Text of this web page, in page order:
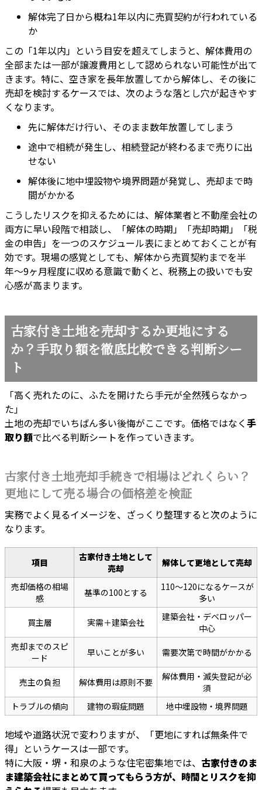
解体完了日から概ね1年以内に売買契約が行われている
か
この「1年以内」という目安を超えてしまうと、解体費用の
全部または一部が譲渡費用として認められない可能性が出て
きます。特に、空き家を長年放置してから解体し、その後に
売却を検討するケースでは、次のような落とし穴が起きやす
くなります。
先に解体だけ行い、そのまま数年放置してしまう
途中で相続が発生し、相続登記が終わるまで売りに出
せない
解体後に地中埋設物や境界問題が発覚し、売却まで時
間がかかる
こうしたリスクを抑えるためには、解体業者と不動産会社の
両方に早い段階で相談し、「解体の時期」「売却時期」「税
金の申告」を一つのスケジュール表にまとめておくことが有
効です。現場の感覚としても、解体から売買契約までを半
年〜9ヶ月程度に収める意識で動くと、税務上の扱いでも安
心感が高まります。
古家付き土地を売却するか更地にする
か？手取り額を徹底比較できる判断シー
ト
「高く売れたのに、ふたを開けたら手元が全然残らなかっ
た」
土地の売却でいちばん多い後悔がここです。価格ではなく手
取り額で比べる判断シートを作っていきます。
古家付き土地売却手続きで相場はどれくらい？
更地にして売る場合の価格差を検証
実務でよく見るイメージを、ざっくり整理すると次のように
なります。
項目
古家付き土地として
売却
解体して更地として売却
売却価格の相場
感
基準の100とする
110〜120になるケースが
多い
買主層 実需＋建築会社
建築会社・デベロッパー
中心
売却までのスピ
ード
早いことが多い 需要次第で時間がかかる
売主の負担 解体費用は原則不要
解体費用・滅失登記が必
須
トラブルの傾向
建物の瑕疵問題 地中埋設物・境界問題
地域や道路状況で変わりますが、「更地にすれば無条件で
得」というケースは一部です。
特に大阪・堺・和泉のような住宅密集地では、 古家付きのま
ま建築会社にまとめて買ってもらう方が、時間とリスクを抑